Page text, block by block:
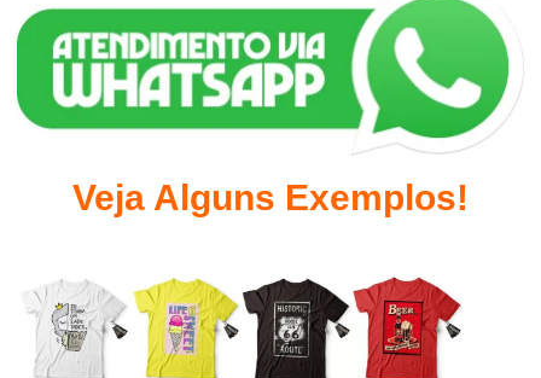
Veja Alguns Exemplos!